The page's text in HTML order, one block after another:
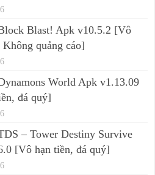
Blast! Apk v10.5.2 [Vô
quảng cáo]
World Apk v1.13.09
đá quý]
– Tower Destiny Survive
[Vô hạn tiền, đá quý]